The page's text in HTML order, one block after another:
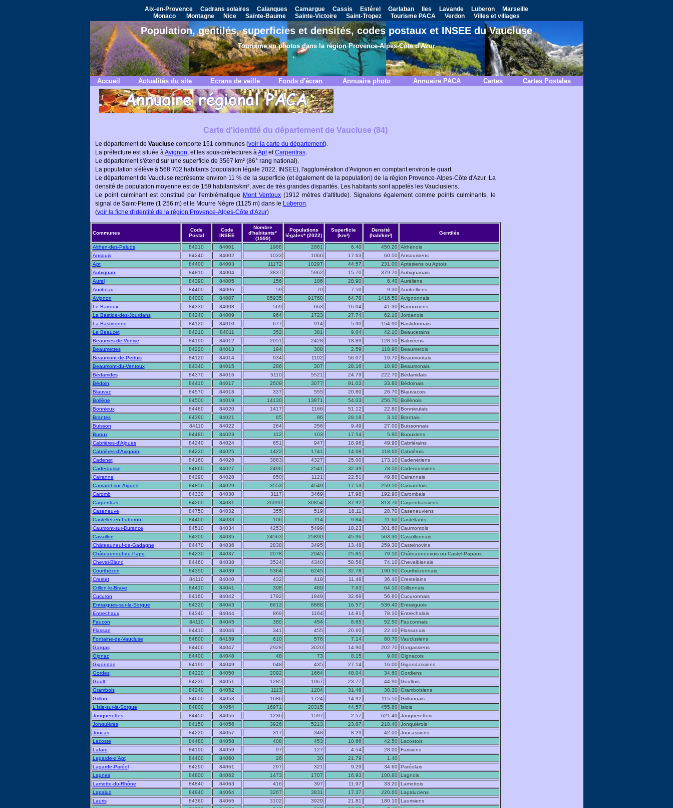
Aix-en-Provence Cadrans solaires Calanques Camargue Cassis Estérel Garlaban Iles Lavande Luberon
Marseille
Monaco
Montagne Nice Sainte-Baume Sainte-Victoire Saint-Tropez Tourisme PACA Verdon Villes et villages
Population, gentilés, superficies et densités, codes postaux et INSEE du Vaucluse
Tourisme en photos dans la région Provence-Alpes-Côte d'Azur
Accueil Actualités du site Ecrans de veille Fonds d'écran Annuaire photo Annuaire PACA Cartes Cartes Postales
Carte d'identité du département de Vaucluse (84)
Le département de Vauclusecomporte 151 communes (voir la carte du département).
La préfecture est située àAvignon, et les sous-préfectures àAptetCarpentras.
Le département s'étend sur une superficie de 3567 km² (86° rang national).
La population s'élève à 568 702 habitants (population légale 2022, INSEE), l'agglomération d'Avignon en comptant environ le quart.
Le département de Vaucluse représente environ 11 % de la superficie (et également de la population) de la région Provence-Alpes-Côte d'Azur. La
densité de population moyenne est de 159 habitants/km², avec de très grandes disparités. Les habitants sont appelés les Vauclusiens.
Le point culminant est constitué par l'emblématique Mont Ventoux(1912 mètres d'altitude). Signalons également comme points culminants, le
signal de Saint-Pierre (1 256 m) et le Mourre Nègre (1125 m) dans le Luberon.
(voir la fiche d'identité de la région Provence-Alpes-Côte d'Azur)
Communes
Code
Postal
Code
INSEE
Nombre
d'habitants*
(1999)
Populations
légales* (2022)
Superficie
(km²)
Densité
(hab/km²)
Gentilés
Althen-des-Paluds 84210 84001 1988 2881 6.40 450.20
Althénois
Ansouis
84240 84002 1033 1066 17.63 60.50 Ansouisiens
Apt
84400 84003 11172 10297 44.57 231.00
Aptésiens ou Aptois
Aubignan
84810 84004 3837 5962 15.70 379.70 Aubignanais
Aurel
84390 84005 156 186 28.90 6.40
Auréliens
Auribeau
84400 84006 59 70 7.50 9.30 Auribelliens
Avignon
84000 84007 85935 91760 64.78 1416.50
Avignonnais
Le Barroux
84330 84008 569 663 16.04 41.30
Barrouxiens
La Bastide-des-Jourdans
84240 84009 964 1723 27.74 62.10
Jordanois
La Bastidonne
84120 84010 677 914 5.90 154.90
Bastidonnais
Le Beaucet
84210 84011 352 381 9.04 42.10
Beaucetains
Beaumes-de-Venise
84190 84012 2051 2428 18.89 128.50
Balméens
Beaumettes
84220 84013 194 308 2.59 118.90
Beaumetois
Beaumont-de-Pertuis
84120 84014 934 1102 56.07 19.70
Beaumontais
Beaumont-du-Ventoux
84340 84015 286 307 28.16 10.90
Beaumonais
Bédarrides
84370 84016 5110 5521 24.79 222.70
Bédarridais
Bédoin
84410 84017 2609 3077 91.03 33.80
Bédoinais
Blauvac
84570 84018 337 555 20.80 26.70
Blauvacois
Bollène
84500 84019 14130 13871 54.03 256.70
Bollénois
Bonnieux
84480 84020 1417 1166 51.12 22.80
Bonnieulais
Brantes
84390 84021 65 86 28.18 3.10
Brantais
Buisson
84110 84022 264 256 9.49 27.00
Buissonnais
Buoux
84480 84023 112 103 17.54 5.90
Buouxiens
Cabrières-d'Aigues
84240 84024 651 947 18.96 49.90 Cabriérains
Cabrières-d'Avignon
84220 84025 1422 1741 14.68 118.60
Cabriérois
Cadenet
84160 84026 3883 4327 25.00 173.10 Cadenétiens
Caderousse
84860 84027 2496 2541 32.39 78.50
Caderoussiens
Cairanne
84290 84028 850 1121 22.51 49.80 Cairannais
Camaret-sur-Aigues
84850 84029 3553 4549 17.53 259.50
Camaretois
Caromb
84330 84030 3117 3469 17.98 192.90 Carombais
Carpentras
84200 84031 26090 30854 37.92 813.70
Carpentrassiens
Caseneuve
84750 84032 355 519 18.11 28.70 Caseneuviens
Castellet-en-Luberon
84400 84033 106 114 9.84 11.60
Castellants
Caumont-sur-Durance
84510 84034 4253 5499 18.23 301.60 Caumontois
Cavaillon
84300 84035 24563 25890 45.96 563.30
Cavaillonnais
Châteauneuf-de-Gadagne
84470 84036 2838 3495 13.48 259.30 Castelnovins
Châteauneuf-du-Pape
84230 84037 2078 2045 25.85 79.10
Châteauneuvois ou Castel-Papaux
Cheval-Blanc
84460 84038 3524 4340 58.56 74.10 Chevalblanais
Courthézon
84350 84039 5364 6245 32.78 190.50
Courthézonnais
Crestet
84110 84040 432 418 11.48 36.40 Crestelains
Crillon-le-Brave
84410 84041 398 489 7.63 64.10
Crillonnais
Cucuron
84160 84042 1792 1849 32.68 56.60 Cucuronnais
Entraigues-sur-la-Sorgue
84320 84043 6612 8888 16.57 536.40
Entraiguois
Entrechaux
84340 84044 869 1164 14.91 78.10
Entrechalais
Faucon
84110 84045 380 454 8.65 52.50
Fauconnais
Flassan
84410 84046 341 455 20.60 22.10
Flassanais
Fontaine-de-Vaucluse
84800 84139 610 576 7.14 80.70
Vauclusiens
Gargas
84400 84047 2928 3020 14.90 202.70 Gargassiens
Gignac
84400 84048 48 73 8.15 9.00
Gignacois
Gigondas
84190 84049 648 435 27.14 16.00 Gigondassiens
Gordes
84220 84050 2092 1664 48.04 34.60
Gordiens
Goult
84220 84051 1285 1067 23.77 44.90 Goultois
Grambois
84240 84052 1113 1204 31.46 38.30
Gramboisiens
Grillon
84600 84053 1686 1724 14.92 115.50 Grillonnais
L'Isle-sur-la-Sorgue
84800 84054 16971 20315 44.57 455.80
Islois
Jonquerettes
84450 84055 1236 1597 2.57 621.40 Jonquerettois
Jonquières
84150 84056 3926 5213 23.87 218.40
Jonquiérois
Joucas
84220 84057 317 348 8.29 42.00 Joucassiens
Lacoste
84480 84058 408 453 10.66 42.50
Lacostois
Lafare
84190 84059 97 127 4.54 28.00
Farisiens
Lagarde-d'Apt
84400 84060 26 30 21.79
1.40
Lagarde-Paréol
84290 84061 297 321 9.29 34.60
Paréolais
Lagnes
84800 84062 1473 1707 16.93 100.80
Lagnois
Lamotte-du-Rhône
84840 84063 416 397 11.97 33.20
Lamottois
Lapalud
84840 84064 3267 3831 17.37 220.60
Lapaluciens
Lauris
84360 84065 3102 3929 21.81 180.10
Laurisiens